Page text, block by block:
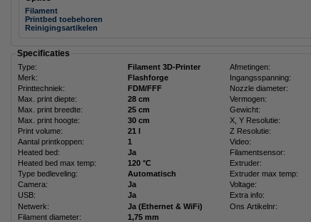
Filament
Printbed toebehoren
Reinigingsartikelen
Specificaties
Type: Filament 3D-Printer Afmetingen:
Merk:
Flashforge Ingangsspanning:
Printtechniek:
FDM/FFF Nozzle diameter:
Max. print diepte:
28 cm Vermogen:
Max. print breedte:
25 cm Gewicht:
Max. print hoogte:
30 cm X, Y Resolutie:
Print volume:
21 l Z Resolutie:
Aantal printkoppen:
1 Video:
Heated bed:
Ja Filamentsensor:
Heated bed max temp:
120 °C Extruder:
Type bedleveling:
Automatisch Extruder max temp:
Camera:
Ja Voltage:
USB:
Ja Extra info:
Netwerk:
Ja (Ethernet & WiFi) Ons Artikelnr:
Filament diameter:
1,75 mm